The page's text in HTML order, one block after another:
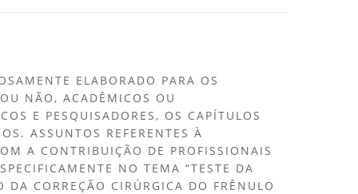
ELABORADO PARA OS
NÃO, ACADÊMICOS OU
E PESQUISADORES, OS CAPÍTULOS
ASSUNTOS REFERENTES À
A CONTRIBUIÇÃO DE PROFISSIONAIS
NO TEMA “TESTE DA
CORREÇÃO CIRÚRGICA DO FRÊNULO